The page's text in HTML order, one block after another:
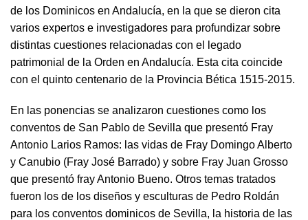
de los Dominicos en Andalucía, en la que se dieron cita
varios expertos e investigadores para profundizar sobre
distintas cuestiones relacionadas con el legado
patrimonial de la Orden en Andalucía. Esta cita coincide
con el quinto centenario de la Provincia Bética 1515-2015.
En las ponencias se analizaron cuestiones como los
conventos de San Pablo de Sevilla que presentó Fray
Antonio Larios Ramos: las vidas de Fray Domingo Alberto
y Canubio (Fray José Barrado) y sobre Fray Juan Grosso
que presentó fray Antonio Bueno. Otros temas tratados
fueron los de los diseños y esculturas de Pedro Roldán
para los conventos dominicos de Sevilla, la historia de las